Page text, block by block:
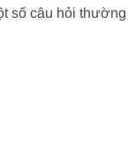
số câu hỏi thường